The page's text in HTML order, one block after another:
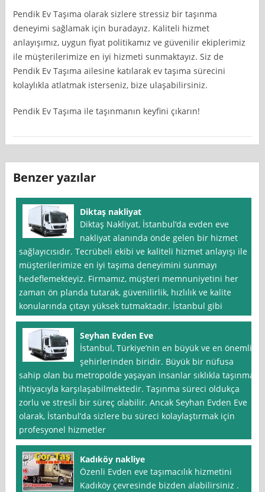
Pendik Ev Taşıma olarak sizlere stressiz bir taşınma
deneyimi sağlamak için buradayız. Kaliteli hizmet
anlayışımız, uygun fiyat politikamız ve güvenilir ekiplerimiz
ile müşterilerimize en iyi hizmeti sunmaktayız. Siz de
Pendik Ev Taşıma ailesine katılarak ev taşıma sürecini
kolaylıkla atlatmak isterseniz, bize ulaşabilirsiniz.
Pendik Ev Taşıma ile taşınmanın keyfini çıkarın!
Benzer yazılar
Diktaş nakliyat
Diktaş Nakliyat, İstanbul‘da evden eve
nakliyat alanında önde gelen bir hizmet
sağlayıcısıdır. Tecrübeli ekibi ve kaliteli hizmet anlayışı ile
müşterilerimize en iyi taşıma deneyimini sunmayı
hedeflemekteyiz. Firmamız, müşteri memnuniyetini her
zaman ön planda tutarak, güvenilirlik, hızlılık ve kalite
konularında çıtayı yüksek tutmaktadır. İstanbul gibi
Seyhan Evden Eve
İstanbul, Türkiye’nin en büyük ve en önemli
şehirlerinden biridir. Büyük bir nüfusa
sahip olan bu metropolde yaşayan insanlar sıklıkla taşınma
ihtiyacıyla karşılaşabilmektedir. Taşınma süreci oldukça
zorlu ve stresli bir süreç olabilir. Ancak Seyhan Evden Eve
olarak, İstanbul’da sizlere bu süreci kolaylaştırmak için
profesyonel hizmetler
Kadıköy nakliye
Özenli Evden eve taşımacılık hizmetini
Kadıköy çevresinde bizden alabilirsiniz .